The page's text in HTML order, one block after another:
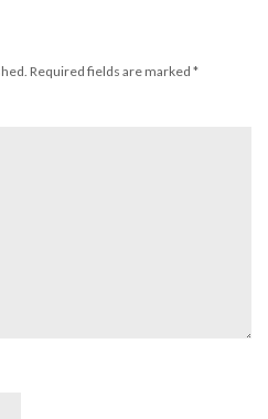
Required fields are marked *